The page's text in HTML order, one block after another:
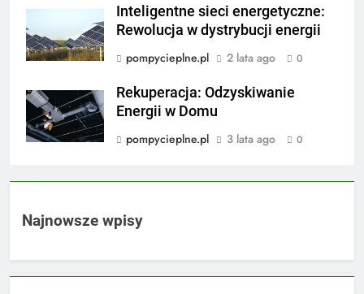
Inteligentne sieci energetyczne:
Rewolucja w dystrybucji energii
pompycieplne.pl
2 lata ago 0
Rekuperacja: Odzyskiwanie
Energii w Domu
pompycieplne.pl
3 lata ago 0
Najnowsze wpisy